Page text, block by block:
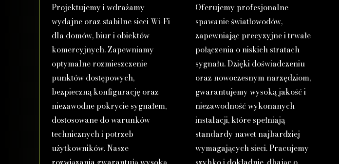
Projektujemy i wdrażamy
wydajne oraz stabilne sieci Wi-Fi
dla domów, biur i obiektów
komercyjnych. Zapewniamy
optymalne rozmieszczenie
punktów dostępowych,
bezpieczną konfigurację oraz
niezawodne pokrycie sygnałem,
dostosowane do warunków
technicznych i potrzeb
użytkowników. Nasze
Oferujemy profesjonalne
spawanie światłowodów,
zapewniając precyzyjne i trwałe
połączenia o niskich stratach
sygnału. Dzięki doświadczeniu
oraz nowoczesnym narzędziom,
gwarantujemy wysoką jakość i
niezawodność wykonanych
instalacji, które spełniają
standardy nawet najbardziej
wymagających sieci. Pracujemy